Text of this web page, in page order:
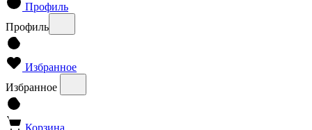
Профиль
Профиль
Избранное
Избранное